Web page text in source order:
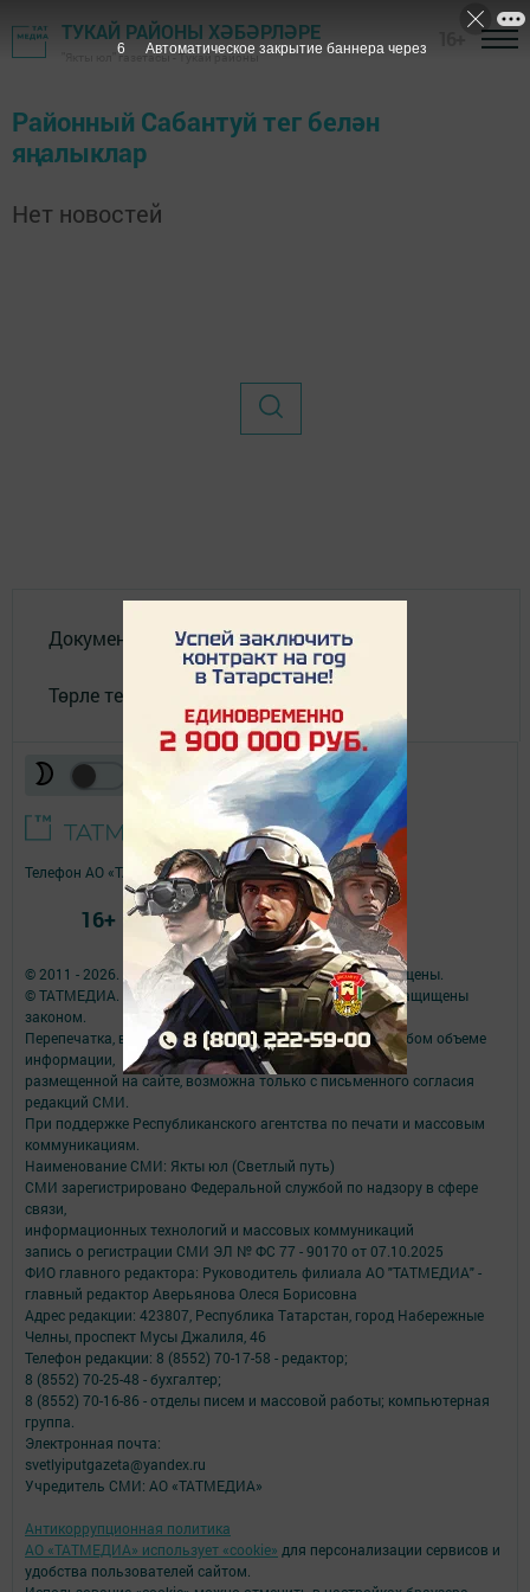
ТУКАЙ РАЙОНЫ ХӘБӘРЛӘРЕ
"Якты юл" газетасы - Тукай районы
Районный Сабантуй тег белән
яңалыклар
Нет новостей
Документлар
Төрле темалар
© 2011 - 2026. Якты юл (Светлый путь). Все права защищены.
© ТАТМЕДИА. Все материалы, размещенные на сайте, защищены
законом.
Перепечатка, воспроизведение и распространение в любом объеме
информации,
размещенной на сайте, возможна только с письменного согласия
редакций СМИ.
При поддержке Республиканского агентства по печати и массовым
коммуникациям.
Наименование СМИ: Якты юл (Светлый путь)
СМИ зарегистрировано Федеральной службой по надзору в сфере
связи,
информационных технологий и массовых коммуникаций
запись о регистрации СМИ ЭЛ № ФС 77 - 90170 от 07.10.2025
ФИО главного редактора: Руководитель филиала АО "ТАТМЕДИА" -
главный редактор Аверьянова Олеся Борисовна
Адрес редакции: 423807, Республика Татарстан, город Набережные
Челны, проспект Мусы Джалиля, 46
Телефон редакции: 8 (8552) 70-17-58 - редактор;
8 (8552) 70-25-48 - бухгалтер;
8 (8552) 70-16-86 - отделы писем и массовой работы; компьютерная
группа.
Электронная почта:
svetlyiputgazeta@yandex.ru
Учредитель СМИ: АО «ТАТМЕДИА»
Антикоррупционная политика
АО «ТАТМЕДИА» использует «cookie» для персонализации сервисов и
удобства пользователей сайтом.
Телефон АО «ТАТМЕДИА»:(843) 222 09 84
16+
6 Автоматическое закрытие баннера через